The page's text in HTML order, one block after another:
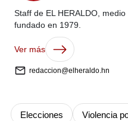
Staff de EL HERALDO,
fundado en 1979.
Ver más
redaccion@elheraldo.hn
Elecciones Violencia